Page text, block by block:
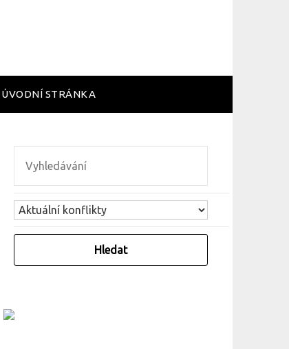
ÚVODNÍ STRÁNKA